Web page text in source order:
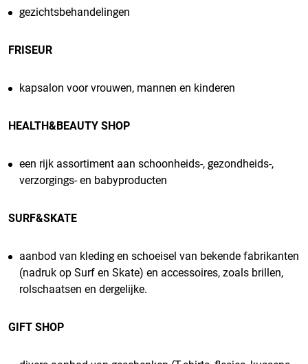
gezichtsbehandelingen
FRISEUR
kapsalon voor vrouwen, mannen en kinderen
HEALTH&BEAUTY SHOP
een rijk assortiment aan schoonheids-, gezondheids-,
verzorgings- en babyproducten
SURF&SKATE
aanbod van kleding en schoeisel van bekende fabrikanten
(nadruk op Surf en Skate) en accessoires, zoals brillen,
rolschaatsen en dergelijke.
GIFT SHOP